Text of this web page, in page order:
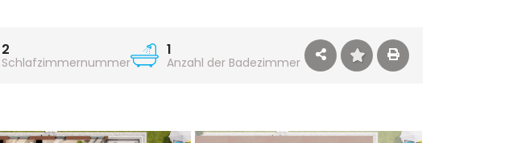
2
Schlafzimmernummer
1
Anzahl der Badezimmer